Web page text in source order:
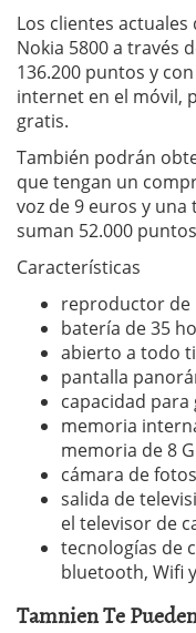
Los clientes
Nokia 5800 a través
136.200 puntos y
internet en el móvil,
gratis.
También podrán
que tengan un
voz de 9 euros y
suman 52.000
Características
reproductor de
batería de 35
abierto a todo
pantalla
capacidad para
memoria
memoria de 8
cámara de
salida de
el televisor de
tecnologías de
bluetooth, Wifi
Tamnien Te